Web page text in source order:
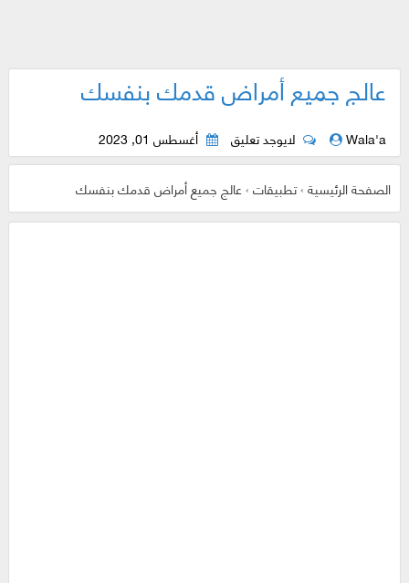
عالج جميع أمراض قدمك بنفسك
Wala'a لايوجد تعليق أغسطس 01, 2023
الصفحة الرئيسية›تطبيقات›عالج جميع أمراض قدمك بنفسك